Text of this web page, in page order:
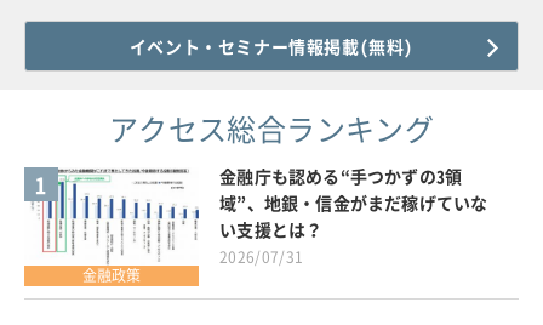
イベント・セミナー情報掲載(無料)
アクセス総合ランキング
1
金融政策
金融庁も認める“手つかずの3領
域”、地銀・信金がまだ稼げていな
い支援とは？
2026/07/31